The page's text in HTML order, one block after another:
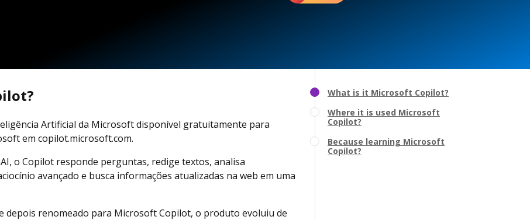
Artificial da Microsoft disponível gratuitamente para
em copilot.microsoft.com.
o Copilot responde perguntas, redige textos, analisa
avançado e busca informações atualizadas na web em uma
depois renomeado para Microsoft Copilot, o produto evoluiu de
What is it Microsoft Copilot?
Where it is used Microsoft
Copilot?
Because learning Microsoft
Copilot?